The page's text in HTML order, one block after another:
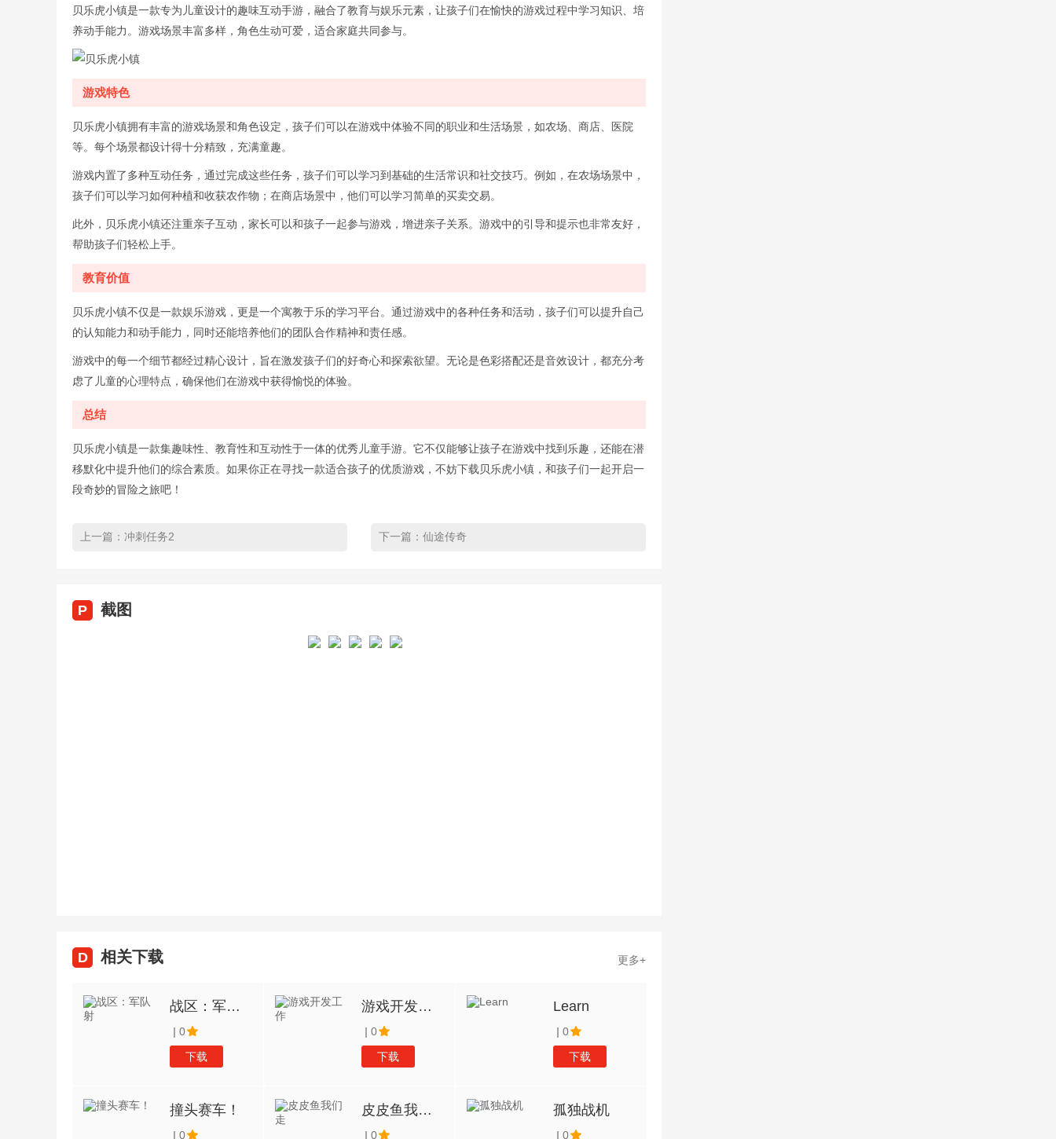
贝乐虎小镇是一款专为儿童设计的趣味互动手游，融合了教育与娱乐元素，让孩子们在愉快的游戏过程中学习知识、培
养动手能力。游戏场景丰富多样，角色生动可爱，适合家庭共同参与。
游戏特色
贝乐虎小镇拥有丰富的游戏场景和角色设定，孩子们可以在游戏中体验不同的职业和生活场景，如农场、商店、医院
等。每个场景都设计得十分精致，充满童趣。
游戏内置了多种互动任务，通过完成这些任务，孩子们可以学习到基础的生活常识和社交技巧。例如，在农场场景中，
孩子们可以学习如何种植和收获农作物；在商店场景中，他们可以学习简单的买卖交易。
此外，贝乐虎小镇还注重亲子互动，家长可以和孩子一起参与游戏，增进亲子关系。游戏中的引导和提示也非常友好，
帮助孩子们轻松上手。
教育价值
贝乐虎小镇不仅是一款娱乐游戏，更是一个寓教于乐的学习平台。通过游戏中的各种任务和活动，孩子们可以提升自己
的认知能力和动手能力，同时还能培养他们的团队合作精神和责任感。
游戏中的每一个细节都经过精心设计，旨在激发孩子们的好奇心和探索欲望。无论是色彩搭配还是音效设计，都充分考
虑了儿童的心理特点，确保他们在游戏中获得愉悦的体验。
总结
贝乐虎小镇是一款集趣味性、教育性和互动性于一体的优秀儿童手游。它不仅能够让孩子在游戏中找到乐趣，还能在潜
移默化中提升他们的综合素质。如果你正在寻找一款适合孩子的优质游戏，不妨下载贝乐虎小镇，和孩子们一起开启一
段奇妙的冒险之旅吧！
上一篇： 冲刺任务2 下一篇： 仙途传奇
P 截图
D 相关下载 更多+
战区：军队射
| 0
下载
游戏开发工作
| 0
下载
Learn
| 0
下载
撞头赛车！
| 0
皮皮鱼我们走
| 0
孤独战机
| 0